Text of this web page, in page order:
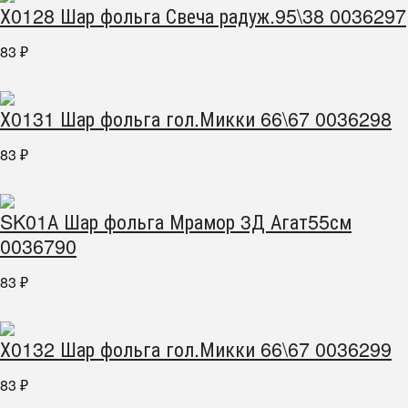
Х0128 Шар фольга Свеча радуж.95\38 0036297
83 ₽
Х0131 Шар фольга гол.Микки 66\67 0036298
83 ₽
SK01А Шар фольга Мрамор 3Д Агат55см
0036790
83 ₽
Х0132 Шар фольга гол.Микки 66\67 0036299
83 ₽